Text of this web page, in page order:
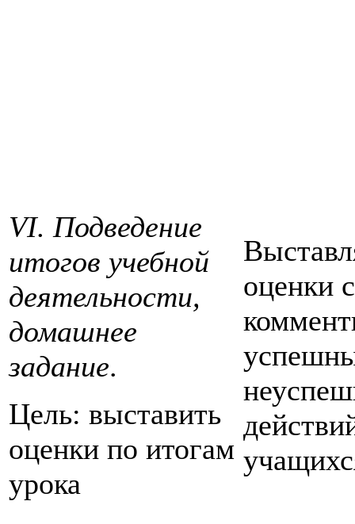
VI. Подведение
итогов учебной
деятельности,
домашнее
задание.
Цель: выставить
оценки по итогам
урока
оценки с